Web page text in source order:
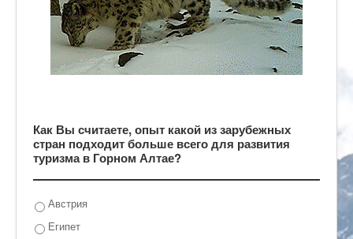
Как Вы считаете, опыт какой из зарубежных
стран подходит больше всего для развития
туризма в Горном Алтае?
Австрия
Египет